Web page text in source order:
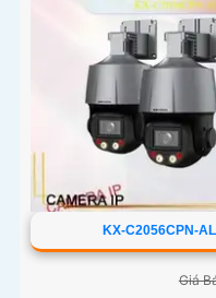
KX-C2056CPN-
Giá